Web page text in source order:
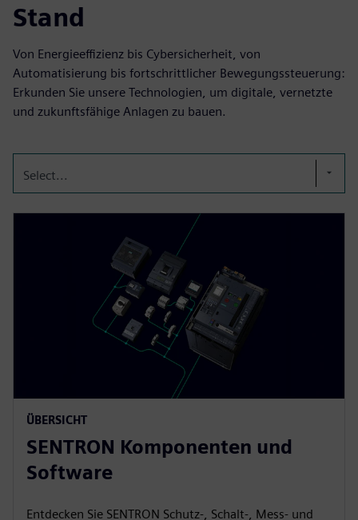
Stand
Von Energieeffizienz bis Cybersicherheit, von
Automatisierung bis fortschrittlicher Bewegungssteuerung:
Erkunden Sie unsere Technologien, um digitale, vernetzte
und zukunftsfähige Anlagen zu bauen.
Select...
ÜBERSICHT
SENTRON Komponenten und
Software
Entdecken Sie SENTRON Schutz-, Schalt-, Mess- und